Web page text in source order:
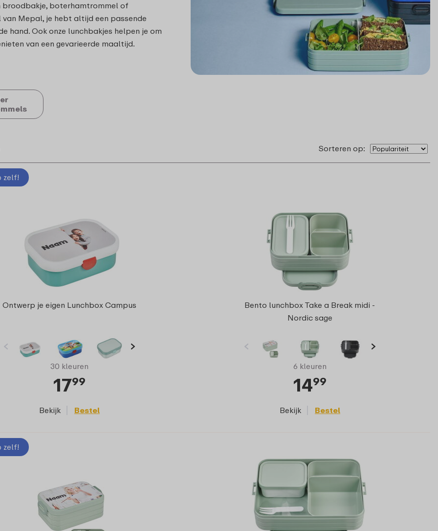
broodbakje, boterhamtrommel of
Mepal, je hebt altijd een passende
hand. Ook onze lunchbakjes helpen je om
van een gevarieerde maaltijd.
Sorteren op:
zelf!
Ontwerp je eigen Lunchbox Campus
30 kleuren
1799
Bekijk Bestel
Bento lunchbox Take a Break midi -
Nordic sage
6 kleuren
1499
Bekijk Bestel
zelf!